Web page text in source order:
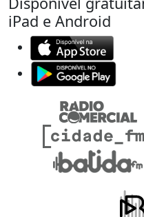
iPad e Android